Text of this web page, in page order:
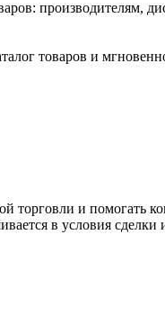
производителям,
товаров и
и помогать
в условия